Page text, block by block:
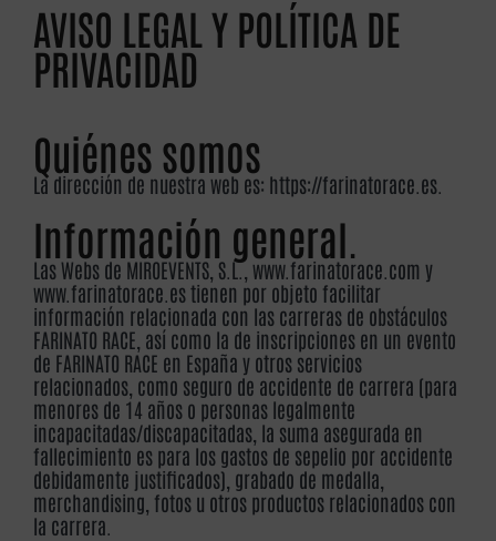
AVISO LEGAL Y POLÍTICA DE
PRIVACIDAD
Quiénes somos
La dirección de nuestra web es: https://farinatorace.es.
Información general.
Las Webs de MIROEVENTS, S.L., www.farinatorace.com y
www.farinatorace.es tienen por objeto facilitar
información relacionada con las carreras de obstáculos
FARINATO RACE, así como la de inscripciones en un evento
de FARINATO RACE en España y otros servicios
relacionados, como seguro de accidente de carrera (para
menores de 14 años o personas legalmente
incapacitadas/discapacitadas, la suma asegurada en
fallecimiento es para los gastos de sepelio por accidente
debidamente justificados), grabado de medalla,
merchandising, fotos u otros productos relacionados con
la carrera.